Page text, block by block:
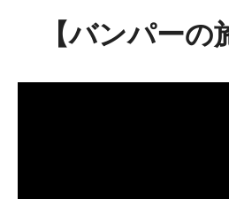
【バンパーの